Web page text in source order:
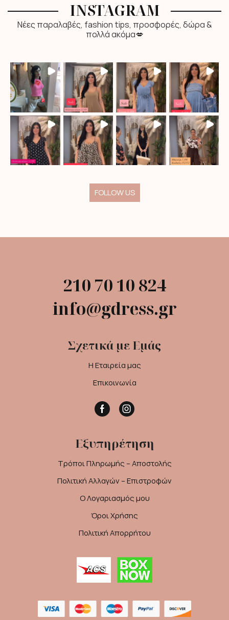
INSTAGRAM
Νέες παραλαβές, fashion tips, προσφορές, δώρα &
πολλά ακόμα💋
FOLLOW US
210 70 10 824
info@gdress.gr
Σχετικά με Εμάς
Η Εταιρεία μας
Επικοινωνία
FacebookInstagram
Εξυπηρέτηση
Τρόποι Πληρωμής – Αποστολής
Πολιτική Αλλαγών – Επιστροφών
Ο Λογαριασμός μου
Όροι Χρήσης
Πολιτική Απορρήτου